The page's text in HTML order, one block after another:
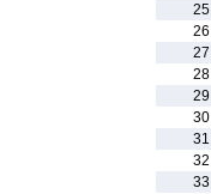
25
26
27
28
29
30
31
32
33